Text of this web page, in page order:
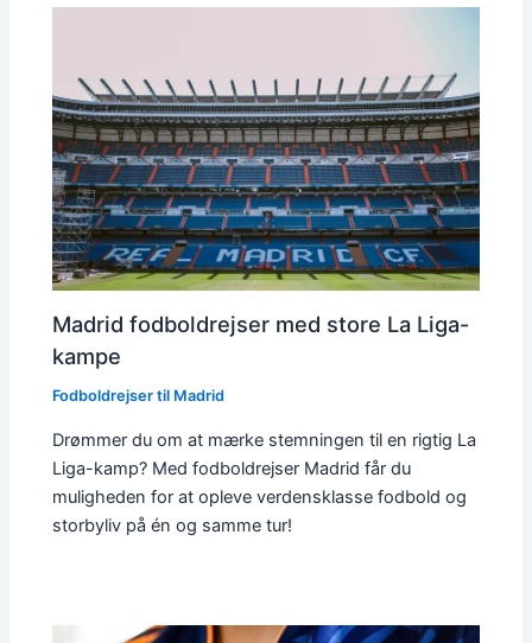
Madrid fodboldrejser med store La Liga-
kampe
Fodboldrejser til Madrid
Drømmer du om at mærke stemningen til en rigtig La
Liga-kamp? Med fodboldrejser Madrid får du
muligheden for at opleve verdensklasse fodbold og
storbyliv på én og samme tur!